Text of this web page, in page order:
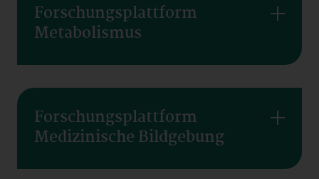
Forschungsplattform
Metabolismus
Forschungsplattform
Medizinische Bildgebung